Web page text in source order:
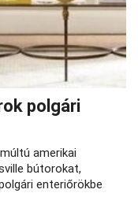
polgári
amerikai
bútorokat,
enteriőrökbe